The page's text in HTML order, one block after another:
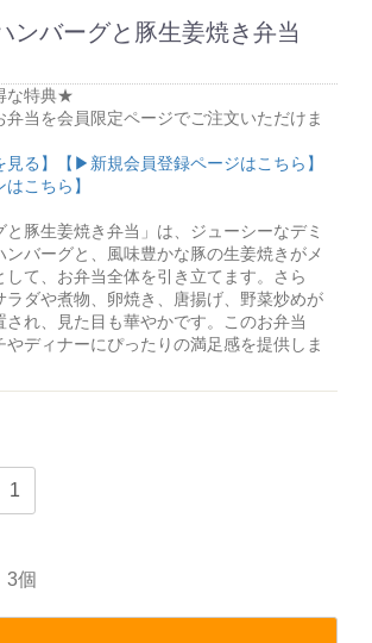
ンバーグと豚生姜焼き弁当
な特典★
弁当を会員限定ページでご注文いただけま
る】
【▶新規会員登録ページはこちら】
こちら】
と豚生姜焼き弁当」は、ジューシーなデミ
ンバーグと、風味豊かな豚の生姜焼きがメ
して、お弁当全体を引き立てます。さら
ラダや煮物、卵焼き、唐揚げ、野菜炒めが
され、見た目も華やかです。このお弁当
やディナーにぴったりの満足感を提供しま
3個